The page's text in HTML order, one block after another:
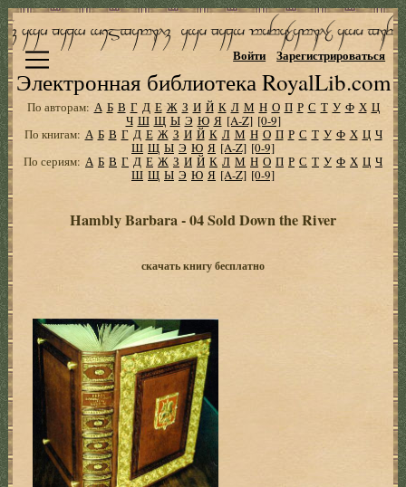
Электронная библиотека RoyalLib.com
Войти Зарегистрироваться
По авторам: А Б В Г Д Е Ж З И Й К Л М Н О П Р С Т У Ф Х Ц
Ч Ш Щ Ы Э Ю Я [A-Z] [0-9]
По книгам: А Б В Г Д Е Ж З И Й К Л М Н О П Р С Т У Ф Х Ц Ч
Ш Щ Ы Э Ю Я [A-Z] [0-9]
По сериям: А Б В Г Д Е Ж З И Й К Л М Н О П Р С Т У Ф Х Ц Ч
Ш Щ Ы Э Ю Я [A-Z] [0-9]
Hambly Barbara - 04 Sold Down the River
скачать книгу бесплатно